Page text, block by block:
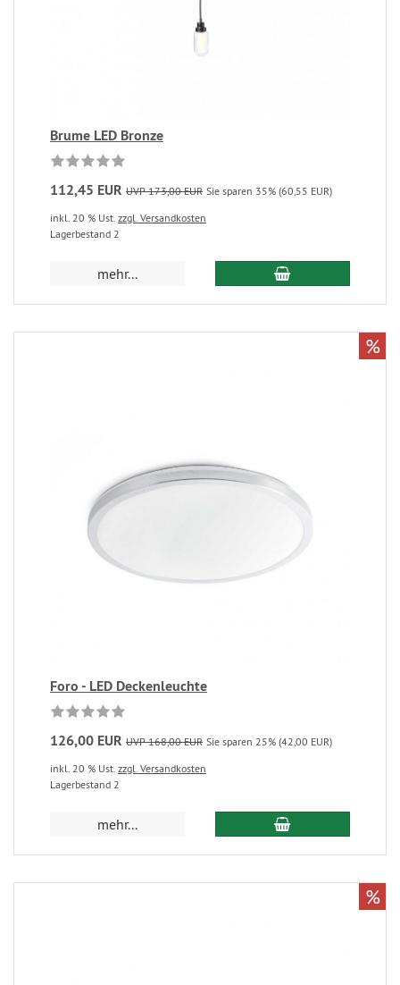
Brume LED Bronze
112,45 EUR UVP 173,00 EUR Sie sparen 35% (60,55 EUR)
inkl. 20 % Ust. zzgl. Versandkosten
Lagerbestand 2
mehr...
Foro - LED Deckenleuchte
126,00 EUR UVP 168,00 EUR Sie sparen 25% (42,00 EUR)
inkl. 20 % Ust. zzgl. Versandkosten
Lagerbestand 2
mehr...
%
%